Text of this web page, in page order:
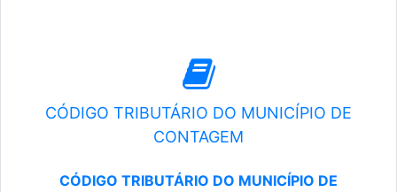
CÓDIGO TRIBUTÁRIO DO MUNICÍPIO DE
CONTAGEM
CÓDIGO TRIBUTÁRIO DO MUNICÍPIO DE